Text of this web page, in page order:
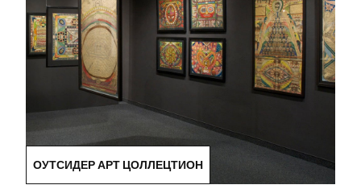
ОУТСИДЕР АРТ ЦОЛЛЕЦТИОН